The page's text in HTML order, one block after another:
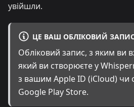
увійшли.
ЦЕ ВАШ ОБЛІКОВИЙ ЗАПИС
Обліковий запис, з яким ви
який ви створюєте у
з вашим Apple ID (iCloud) чи
Google Play Store.